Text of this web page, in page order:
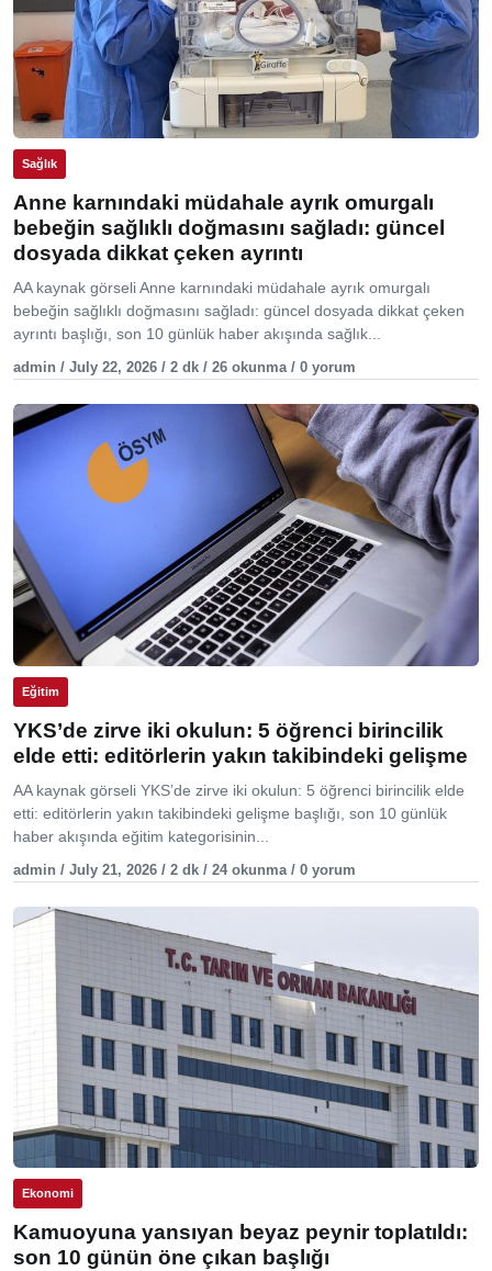
Sağlık
Anne karnındaki müdahale ayrık omurgalı
bebeğin sağlıklı doğmasını sağladı: güncel
dosyada dikkat çeken ayrıntı
AA kaynak görseli Anne karnındaki müdahale ayrık omurgalı
bebeğin sağlıklı doğmasını sağladı: güncel dosyada dikkat çeken
ayrıntı başlığı, son 10 günlük haber akışında sağlık...
admin / July 22, 2026 / 2 dk / 26 okunma / 0 yorum
Eğitim
YKS’de zirve iki okulun: 5 öğrenci birincilik
elde etti: editörlerin yakın takibindeki gelişme
AA kaynak görseli YKS’de zirve iki okulun: 5 öğrenci birincilik elde
etti: editörlerin yakın takibindeki gelişme başlığı, son 10 günlük
haber akışında eğitim kategorisinin...
admin / July 21, 2026 / 2 dk / 24 okunma / 0 yorum
Ekonomi
Kamuoyuna yansıyan beyaz peynir toplatıldı:
son 10 günün öne çıkan başlığı